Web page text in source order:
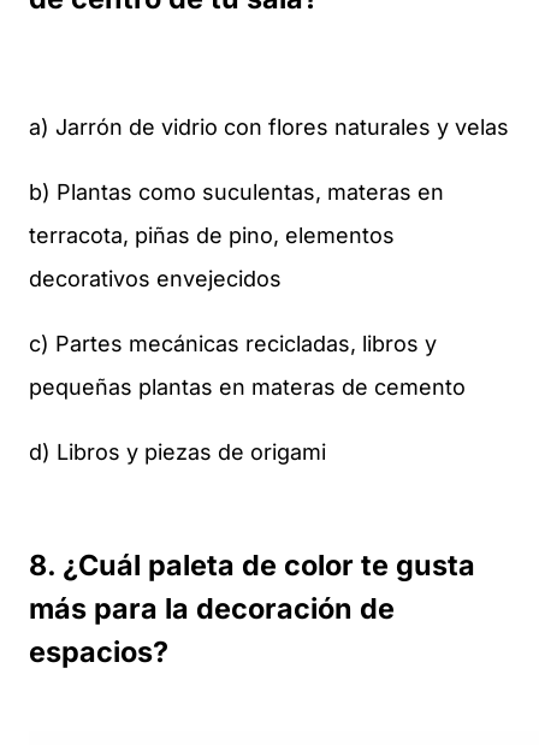
a) Jarrón de vidrio con flores naturales y velas
b) Plantas como suculentas, materas en
terracota, piñas de pino, elementos
decorativos envejecidos
c) Partes mecánicas recicladas, libros y
pequeñas plantas en materas de cemento
d) Libros y piezas de origami
8. ¿Cuál paleta de color te gusta
más para la decoración de
espacios?